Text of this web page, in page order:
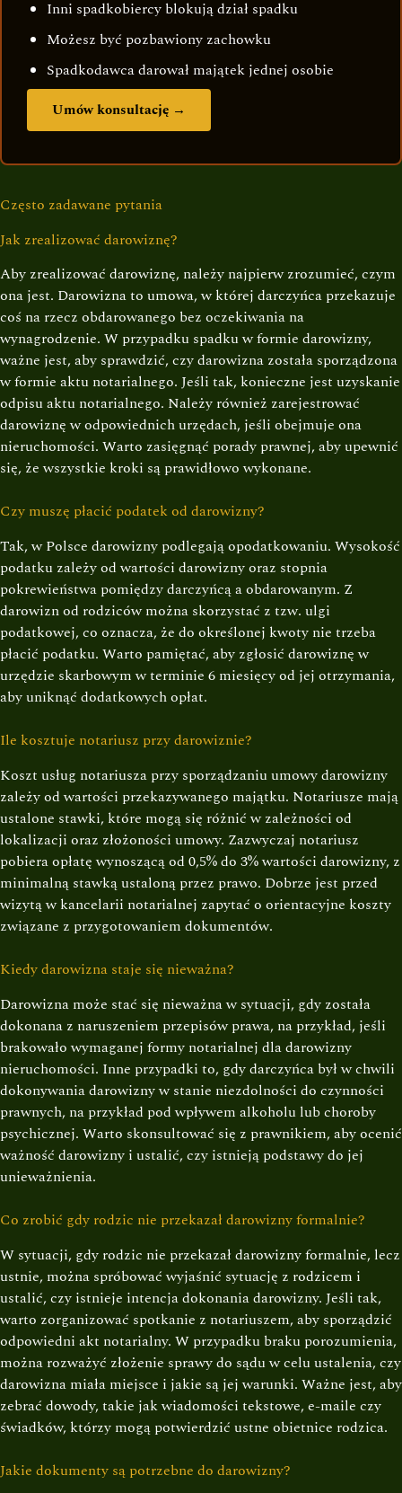
Inni spadkobiercy blokują dział spadku
Możesz być pozbawiony zachowku
Spadkodawca darował majątek jednej osobie
Umów konsultację →
Często zadawane pytania
Jak zrealizować darowiznę?
Aby zrealizować darowiznę, należy najpierw zrozumieć, czym
ona jest. Darowizna to umowa, w której darczyńca przekazuje
coś na rzecz obdarowanego bez oczekiwania na
wynagrodzenie. W przypadku spadku w formie darowizny,
ważne jest, aby sprawdzić, czy darowizna została sporządzona
w formie aktu notarialnego. Jeśli tak, konieczne jest uzyskanie
odpisu aktu notarialnego. Należy również zarejestrować
darowiznę w odpowiednich urzędach, jeśli obejmuje ona
nieruchomości. Warto zasięgnąć porady prawnej, aby upewnić
się, że wszystkie kroki są prawidłowo wykonane.
Czy muszę płacić podatek od darowizny?
Tak, w Polsce darowizny podlegają opodatkowaniu. Wysokość
podatku zależy od wartości darowizny oraz stopnia
pokrewieństwa pomiędzy darczyńcą a obdarowanym. Z
darowizn od rodziców można skorzystać z tzw. ulgi
podatkowej, co oznacza, że do określonej kwoty nie trzeba
płacić podatku. Warto pamiętać, aby zgłosić darowiznę w
urzędzie skarbowym w terminie 6 miesięcy od jej otrzymania,
aby uniknąć dodatkowych opłat.
Ile kosztuje notariusz przy darowiznie?
Koszt usług notariusza przy sporządzaniu umowy darowizny
zależy od wartości przekazywanego majątku. Notariusze mają
ustalone stawki, które mogą się różnić w zależności od
lokalizacji oraz złożoności umowy. Zazwyczaj notariusz
pobiera opłatę wynoszącą od 0,5% do 3% wartości darowizny, z
minimalną stawką ustaloną przez prawo. Dobrze jest przed
wizytą w kancelarii notarialnej zapytać o orientacyjne koszty
związane z przygotowaniem dokumentów.
Kiedy darowizna staje się nieważna?
Darowizna może stać się nieważna w sytuacji, gdy została
dokonana z naruszeniem przepisów prawa, na przykład, jeśli
brakowało wymaganej formy notarialnej dla darowizny
nieruchomości. Inne przypadki to, gdy darczyńca był w chwili
dokonywania darowizny w stanie niezdolności do czynności
prawnych, na przykład pod wpływem alkoholu lub choroby
psychicznej. Warto skonsultować się z prawnikiem, aby ocenić
ważność darowizny i ustalić, czy istnieją podstawy do jej
unieważnienia.
Co zrobić gdy rodzic nie przekazał darowizny formalnie?
W sytuacji, gdy rodzic nie przekazał darowizny formalnie, lecz
ustnie, można spróbować wyjaśnić sytuację z rodzicem i
ustalić, czy istnieje intencja dokonania darowizny. Jeśli tak,
warto zorganizować spotkanie z notariuszem, aby sporządzić
odpowiedni akt notarialny. W przypadku braku porozumienia,
można rozważyć złożenie sprawy do sądu w celu ustalenia, czy
darowizna miała miejsce i jakie są jej warunki. Ważne jest, aby
zebrać dowody, takie jak wiadomości tekstowe, e-maile czy
świadków, którzy mogą potwierdzić ustne obietnice rodzica.
Jakie dokumenty są potrzebne do darowizny?